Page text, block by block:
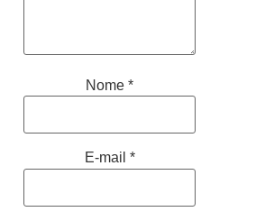
Nome *
E-mail *